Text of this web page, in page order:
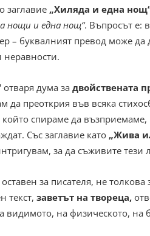
заглавие „Хиляда и една
нощи и една нощ“. Въпросът е:
– буквалният превод може да
отваря дума за двойствената
да преоткрия във всяка
спираме да
Със заглавие като „Жива
за да съживите тези
оставен за писателя, не толкова
текст, заветът на твореца,
видимото, на физическото, на